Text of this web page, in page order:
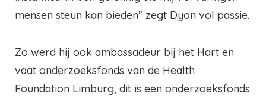
mensen steun kan bieden” zegt Dyon vol passie.
Zo werd hij ook ambassadeur bij het Hart en
vaat onderzoeksfonds van de Health
Foundation Limburg, dit is een onderzoeksfonds